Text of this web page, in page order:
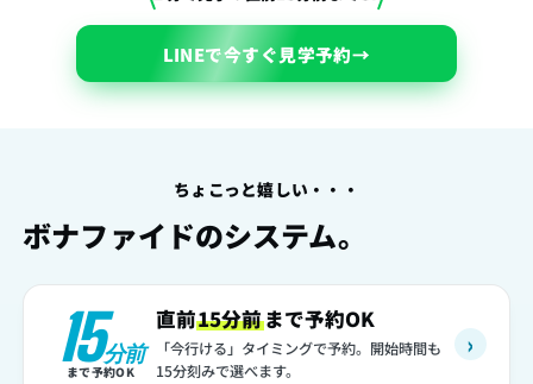
LINEで今すぐ見学予約→
ちょこっと嬉しい・・・
ボナファイドのシステム。
15分前
まで予約OK
直前15分前まで予約OK
「今行ける」タイミングで予約。開始時間も
15分刻みで選べます。
›